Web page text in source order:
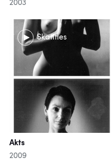
2003
Skatīties
Akts
2009